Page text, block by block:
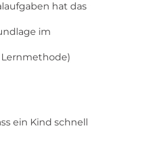
hat das
im
Lernmethode)
ein Kind schnell